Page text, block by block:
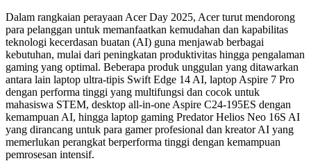
Dalam rangkaian perayaan Acer Day 2025, Acer turut mendorong
para pelanggan untuk memanfaatkan kemudahan dan kapabilitas
teknologi kecerdasan buatan (AI) guna menjawab berbagai
kebutuhan, mulai dari peningkatan produktivitas hingga pengalaman
gaming yang optimal. Beberapa produk unggulan yang ditawarkan
antara lain laptop ultra-tipis Swift Edge 14 AI, laptop Aspire 7 Pro
dengan performa tinggi yang multifungsi dan cocok untuk
mahasiswa STEM, desktop all-in-one Aspire C24-195ES dengan
kemampuan AI, hingga laptop gaming Predator Helios Neo 16S AI
yang dirancang untuk para gamer profesional dan kreator AI yang
memerlukan perangkat berperforma tinggi dengan kemampuan
pemrosesan intensif.